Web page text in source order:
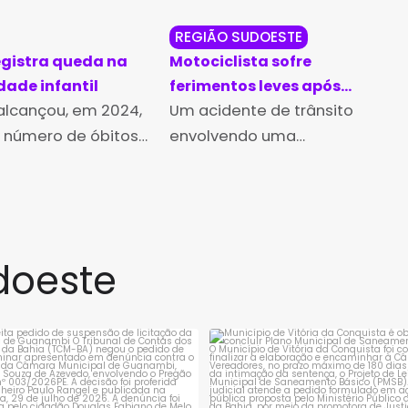
queda na
infantil
em 2024,
de óbitos
(SIM), do
REGIÃO SUDOESTE
Motociclista sofre
ferimentos leves após
acidente com ônibus em
Palmas de Monte Alto
Um acidente de trânsito
envolvendo uma
pedido de suspensão de
licitação da...
1 0
Município de Vitória da
obrigado a...
1 0